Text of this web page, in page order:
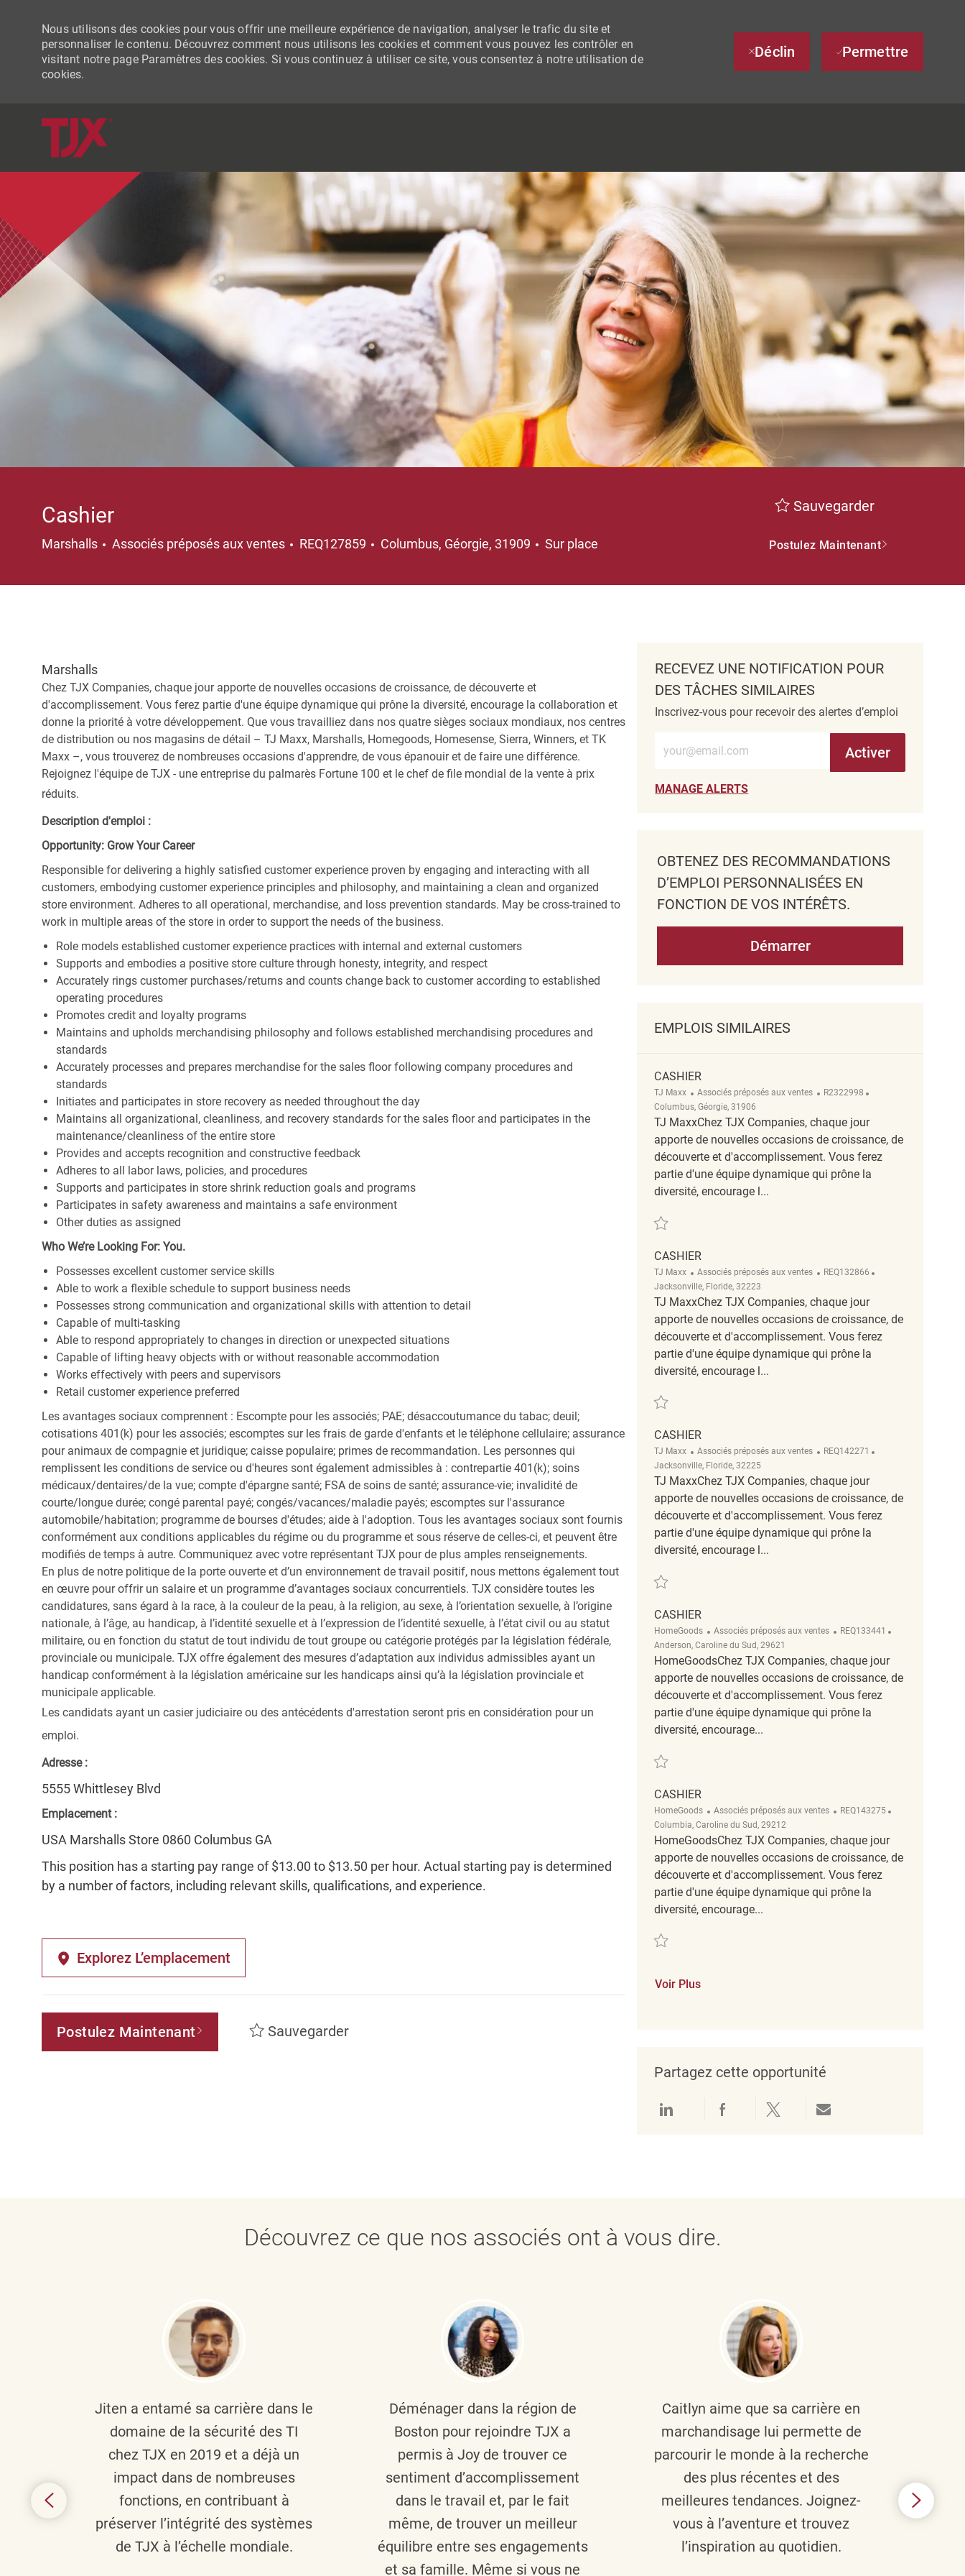
Nous utilisons des cookies pour vous offrir une meilleure expérience de navigation, analyser le trafic du site et
personnaliser le contenu. Découvrez comment nous utilisons les cookies et comment vous pouvez les contrôler en
visitant notre page Paramètres des cookies. Si vous continuez à utiliser ce site, vous consentez à notre utilisation de
cookies.
Déclin Permettre
Cashier
Marshalls Catégorie
Associés préposés aux ventes REQ127859 Emplacement
Columbus, Géorgie, 31909 Sur place
Sauvegarder
Postulez Maintenant
Marshalls
Chez TJX Companies, chaque jour apporte de nouvelles occasions de croissance, de découverte et
d'accomplissement. Vous ferez partie d'une équipe dynamique qui prône la diversité, encourage la collaboration et
donne la priorité à votre développement. Que vous travailliez dans nos quatre sièges sociaux mondiaux, nos centres
de distribution ou nos magasins de détail – TJ Maxx, Marshalls, Homegoods, Homesense, Sierra, Winners, et TK
Maxx –, vous trouverez de nombreuses occasions d'apprendre, de vous épanouir et de faire une différence.
Rejoignez l'équipe de TJX - une entreprise du palmarès Fortune 100 et le chef de file mondial de la vente à prix
réduits.
Description d'emploi :
Opportunity: Grow Your Career
Responsible for delivering a highly satisfied customer experience proven by engaging and interacting with all
customers, embodying customer experience principles and philosophy, and maintaining a clean and organized
store environment. Adheres to all operational, merchandise, and loss prevention standards. May be cross-trained to
work in multiple areas of the store in order to support the needs of the business.
Role models established customer experience practices with internal and external customers
Supports and embodies a positive store culture through honesty, integrity, and respect
Accurately rings customer purchases/returns and counts change back to customer according to established
operating procedures
Promotes credit and loyalty programs
Maintains and upholds merchandising philosophy and follows established merchandising procedures and
standards
Accurately processes and prepares merchandise for the sales floor following company procedures and
standards
Initiates and participates in store recovery as needed throughout the day
Maintains all organizational, cleanliness, and recovery standards for the sales floor and participates in the
maintenance/cleanliness of the entire store
Provides and accepts recognition and constructive feedback
Adheres to all labor laws, policies, and procedures
Supports and participates in store shrink reduction goals and programs
Participates in safety awareness and maintains a safe environment
Other duties as assigned
Who We’re Looking For: You.
Possesses excellent customer service skills
Able to work a flexible schedule to support business needs
Possesses strong communication and organizational skills with attention to detail
Capable of multi-tasking
Able to respond appropriately to changes in direction or unexpected situations
Capable of lifting heavy objects with or without reasonable accommodation
Works effectively with peers and supervisors
Retail customer experience preferred
Les avantages sociaux comprennent : Escompte pour les associés; PAE; désaccoutumance du tabac; deuil;
cotisations 401(k) pour les associés; escomptes sur les frais de garde d'enfants et le téléphone cellulaire; assurance
pour animaux de compagnie et juridique; caisse populaire; primes de recommandation. Les personnes qui
remplissent les conditions de service ou d'heures sont également admissibles à : contrepartie 401(k); soins
médicaux/dentaires/de la vue; compte d'épargne santé; FSA de soins de santé; assurance-vie; invalidité de
courte/longue durée; congé parental payé; congés/vacances/maladie payés; escomptes sur l'assurance
automobile/habitation; programme de bourses d'études; aide à l'adoption. Tous les avantages sociaux sont fournis
conformément aux conditions applicables du régime ou du programme et sous réserve de celles-ci, et peuvent être
modifiés de temps à autre. Communiquez avec votre représentant TJX pour de plus amples renseignements.
En plus de notre politique de la porte ouverte et d’un environnement de travail positif, nous mettons également tout
en œuvre pour offrir un salaire et un programme d’avantages sociaux concurrentiels. TJX considère toutes les
candidatures, sans égard à la race, à la couleur de la peau, à la religion, au sexe, à l’orientation sexuelle, à l’origine
nationale, à l’âge, au handicap, à l’identité sexuelle et à l’expression de l’identité sexuelle, à l’état civil ou au statut
militaire, ou en fonction du statut de tout individu de tout groupe ou catégorie protégés par la législation fédérale,
provinciale ou municipale. TJX offre également des mesures d’adaptation aux individus admissibles ayant un
handicap conformément à la législation américaine sur les handicaps ainsi qu’à la législation provinciale et
municipale applicable.
Les candidats ayant un casier judiciaire ou des antécédents d'arrestation seront pris en considération pour un
emploi.
Adresse :
5555 Whittlesey Blvd
Emplacement :
USA Marshalls Store 0860 Columbus GA
This position has a starting pay range of $13.00 to $13.50 per hour. Actual starting pay is determined
by a number of factors, including relevant skills, qualifications, and experience.
Explorez L’emplacement
Postulez Maintenant Sauvegarder
RECEVEZ UNE NOTIFICATION POUR
DES TÂCHES SIMILAIRES
Inscrivez-vous pour recevoir des alertes d’emploi
Entrez l’adresse e-mail (obligatoire)
Activer
MANAGE ALERTS
OBTENEZ DES RECOMMANDATIONS
D’EMPLOI PERSONNALISÉES EN
FONCTION DE VOS INTÉRÊTS.
Démarrer
EMPLOIS SIMILAIRES
CASHIER
TJ Maxx Catégorie
Associés préposés aux ventes ReqId
R2322998
Columbus, Géorgie, 31906
TJ MaxxChez TJX Companies, chaque jour
apporte de nouvelles occasions de croissance, de
découverte et d'accomplissement. Vous ferez
partie d'une équipe dynamique qui prône la
diversité, encourage l...
CASHIER
TJ Maxx Catégorie
Associés préposés aux ventes ReqId
REQ132866
Jacksonville, Floride, 32223
TJ MaxxChez TJX Companies, chaque jour
apporte de nouvelles occasions de croissance, de
découverte et d'accomplissement. Vous ferez
partie d'une équipe dynamique qui prône la
diversité, encourage l...
Sauvegarder Cashier REQ132866
CASHIER
TJ Maxx Catégorie
Associés préposés aux ventes ReqId
REQ142271
Jacksonville, Floride, 32225
TJ MaxxChez TJX Companies, chaque jour
apporte de nouvelles occasions de croissance, de
découverte et d'accomplissement. Vous ferez
partie d'une équipe dynamique qui prône la
diversité, encourage l...
Sauvegarder Cashier REQ142271
CASHIER
HomeGoods Catégorie
Associés préposés aux ventes ReqId
REQ133441
Anderson, Caroline du Sud, 29621
HomeGoodsChez TJX Companies, chaque jour
apporte de nouvelles occasions de croissance, de
découverte et d'accomplissement. Vous ferez
partie d'une équipe dynamique qui prône la
diversité, encourage...
Sauvegarder Cashier REQ133441
CASHIER
HomeGoods Catégorie
Associés préposés aux ventes ReqId
REQ143275
Columbia, Caroline du Sud, 29212
HomeGoodsChez TJX Companies, chaque jour
apporte de nouvelles occasions de croissance, de
découverte et d'accomplissement. Vous ferez
partie d'une équipe dynamique qui prône la
diversité, encourage...
Sauvegarder Cashier REQ143275
Voir Plus
Partagez cette opportunité
Partager via LinkedInPartager via Facebook
Partager via twitterPartager par e-mail
Découvrez ce que nos associés ont à vous dire.
Jiten a entamé sa carrière dans le
domaine de la sécurité des TI
chez TJX en 2019 et a déjà un
impact dans de nombreuses
fonctions, en contribuant à
préserver l’intégrité des systèmes
de TJX à l’échelle mondiale.
Déménager dans la région de
Boston pour rejoindre TJX a
permis à Joy de trouver ce
sentiment d’accomplissement
dans le travail et, par le fait
même, de trouver un meilleur
équilibre entre ses engagements
et sa famille. Même si vous ne
Caitlyn aime que sa carrière en
marchandisage lui permette de
parcourir le monde à la recherche
des plus récentes et des
meilleures tendances. Joignez-
vous à l’aventure et trouvez
l’inspiration au quotidien.